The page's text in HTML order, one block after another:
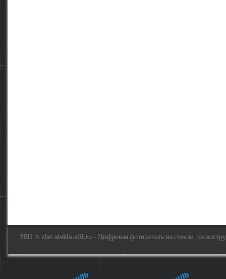
2011 © zlat-steklo-stil.ru - Цифровая фотопечать на стекле,